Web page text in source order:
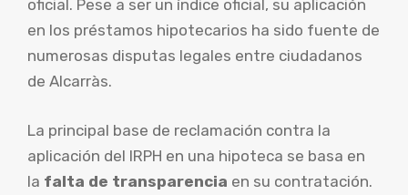
oficial. Pese a ser un índice oficial, su aplicación
en los préstamos hipotecarios ha sido fuente de
numerosas disputas legales entre ciudadanos
de Alcarràs.
La principal base de reclamación contra la
aplicación del IRPH en una hipoteca se basa en
la falta de transparencia en su contratación.